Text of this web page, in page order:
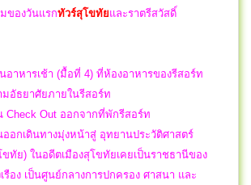
ของวันแรกทัวร์สุโขทัยและราตรีสวัสดิ์
อาหารเช้า (มื้อที่ 4) ที่ห้องอาหารของรีสอร์ท
อัธยาศัยภายในรีสอร์ท
Check Out ออกจากที่พักรีสอร์ท
อกเดินทางมุ่งหน้าสู่ อุทยานประวัติศาสตร์
ขทัย) ในอดีตเมืองสุโขทัยเคยเป็นราชธานีของ
รือง เป็นศูนย์กลางการปกครอง ศาสนา และ